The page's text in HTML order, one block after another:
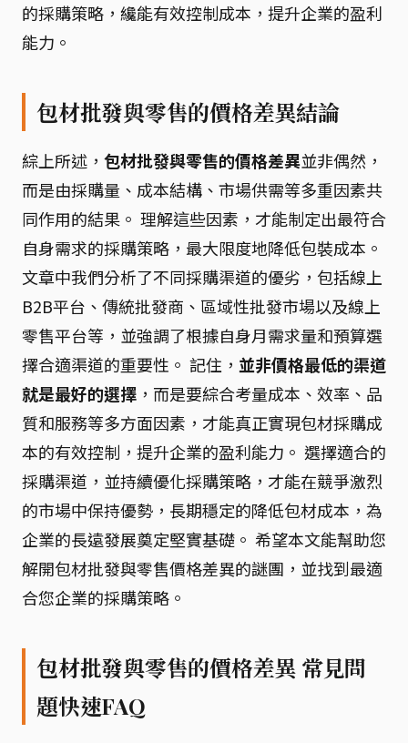
的採購策略，纔能有效控制成本，提升企業的盈利
能力。
包材批發與零售的價格差異結論
綜上所述， 包材批發與零售的價格差異並非偶然，
而是由採購量、成本結構、市場供需等多重因素共
同作用的結果。 理解這些因素，才能制定出最符合
自身需求的採購策略，最大限度地降低包裝成本。
文章中我們分析了不同採購渠道的優劣，包括線上
B2B平台、傳統批發商、區域性批發市場以及線上
零售平台等，並強調了根據自身月需求量和預算選
擇合適渠道的重要性。 記住， 並非價格最低的渠道
就是最好的選擇 ，而是要綜合考量成本、效率、品
質和服務等多方面因素，才能真正實現包材採購成
本的有效控制，提升企業的盈利能力。 選擇適合的
採購渠道，並持續優化採購策略，才能在競爭激烈
的市場中保持優勢，長期穩定的降低包材成本，為
企業的長遠發展奠定堅實基礎。 希望本文能幫助您
解開包材批發與零售價格差異的謎團，並找到最適
合您企業的採購策略。
包材批發與零售的價格差異 常見問
題快速FAQ